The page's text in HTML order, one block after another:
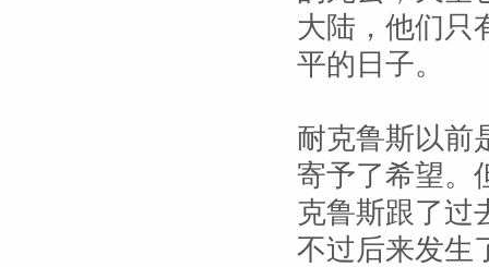
大陆，他们只
平的日子。
耐克鲁斯以前
寄予了希望。
克鲁斯跟了过
不过后来发生